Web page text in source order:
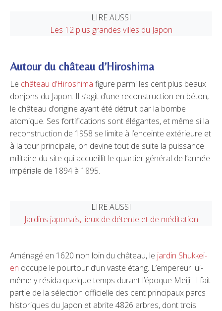
LIRE AUSSI
Les 12 plus grandes villes du Japon
Autour du château d’Hiroshima
Le château d’Hiroshima figure parmi les cent plus beaux
donjons du Japon. Il s’agit d’une reconstruction en béton,
le château d’origine ayant été détruit par la bombe
atomique. Ses fortifications sont élégantes, et même si la
reconstruction de 1958 se limite à l’enceinte extérieure et
à la tour principale, on devine tout de suite la puissance
militaire du site qui accueillit le quartier général de l’armée
impériale de 1894 à 1895.
LIRE AUSSI
Jardins japonais, lieux de détente et de méditation
Aménagé en 1620 non loin du château, le jardin Shukkei-
en occupe le pourtour d’un vaste étang. L’empereur lui-
même y résida quelque temps durant l’époque Meiji. Il fait
partie de la sélection officielle des cent principaux parcs
historiques du Japon et abrite 4826 arbres, dont trois